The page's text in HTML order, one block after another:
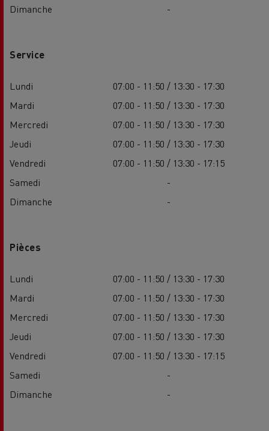
Dimanche
-
Service
Lundi
07:00 - 11:50 / 13:30 - 17:30
Mardi
07:00 - 11:50 / 13:30 - 17:30
Mercredi
07:00 - 11:50 / 13:30 - 17:30
Jeudi
07:00 - 11:50 / 13:30 - 17:30
Vendredi
07:00 - 11:50 / 13:30 - 17:15
Samedi
-
Dimanche
-
Pièces
Lundi
07:00 - 11:50 / 13:30 - 17:30
Mardi
07:00 - 11:50 / 13:30 - 17:30
Mercredi
07:00 - 11:50 / 13:30 - 17:30
Jeudi
07:00 - 11:50 / 13:30 - 17:30
Vendredi
07:00 - 11:50 / 13:30 - 17:15
Samedi
-
Dimanche
-